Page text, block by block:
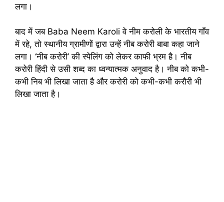
लगा।
बाद में जब Baba Neem Karoli वे नीम करोली के भारतीय गाँव
में रहे, तो स्थानीय ग्रामीणों द्वारा उन्हें नीब करोरी बाबा कहा जाने
लगा। ‘नीब करोरी’ की स्पेलिंग को लेकर काफी भ्रम है। नीब
करोरी हिंदी से उसी शब्द का ध्वन्यात्मक अनुवाद है। नीब को कभी-
कभी निब भी लिखा जाता है और करोरी को कभी-कभी करौरी भी
लिखा जाता है।